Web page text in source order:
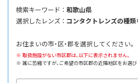
検索キーワード ： 和歌山県
選択したレンズ ： コンタクトレンズの種
お住まいの市・区・郡を選択してください。
取扱施設がない市区郡は、以下に表示されません。
誠に恐縮ですが、ご希望の市区郡の近隣地区をお選び